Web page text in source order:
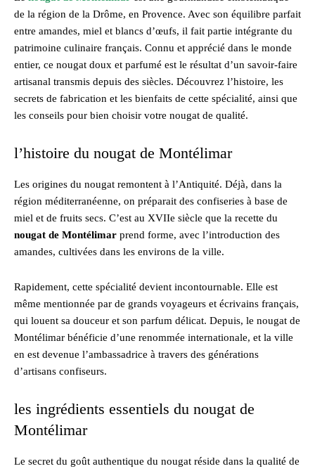
de la région de la Drôme, en Provence. Avec son équilibre parfait
entre amandes, miel et blancs d’œufs, il fait partie intégrante du
patrimoine culinaire français. Connu et apprécié dans le monde
entier, ce nougat doux et parfumé est le résultat d’un savoir-faire
artisanal transmis depuis des siècles. Découvrez l’histoire, les
secrets de fabrication et les bienfaits de cette spécialité, ainsi que
les conseils pour bien choisir votre nougat de qualité.
l’histoire du nougat de Montélimar
Les origines du nougat remontent à l’Antiquité. Déjà, dans la
région méditerranéenne, on préparait des confiseries à base de
miel et de fruits secs. C’est au XVIIe siècle que la recette du
nougat de Montélimar prend forme, avec l’introduction des
amandes, cultivées dans les environs de la ville.
Rapidement, cette spécialité devient incontournable. Elle est
même mentionnée par de grands voyageurs et écrivains français,
qui louent sa douceur et son parfum délicat. Depuis, le nougat de
Montélimar bénéficie d’une renommée internationale, et la ville
en est devenue l’ambassadrice à travers des générations
d’artisans confiseurs.
les ingrédients essentiels du nougat de
Montélimar
Le secret du goût authentique du nougat réside dans la qualité de